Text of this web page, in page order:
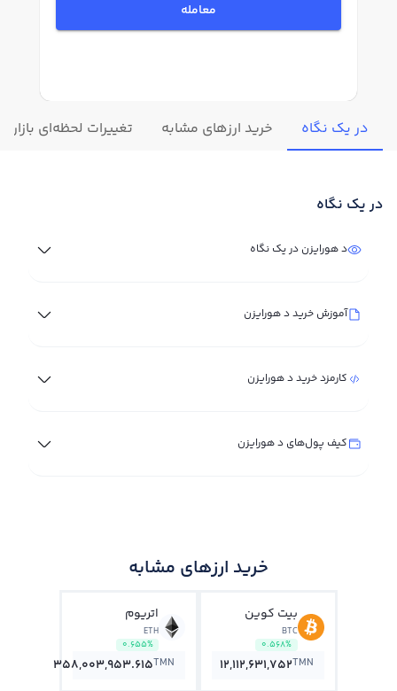
معامله
در یک نگاه خرید ارزهای مشابه تغییرات لحظه‌ای بازار
در یک نگاه
د هورایزن در یک نگاه
آموزش خرید د هورایزن
کارمزد خرید د هورایزن
کیف پول‌های د هورایزن
خرید ارزهای مشابه
بیت کوین
BTC
0.568%
12,112,631,752TMN
اتریوم
ETH
0.655%
358,003,953.615TMN